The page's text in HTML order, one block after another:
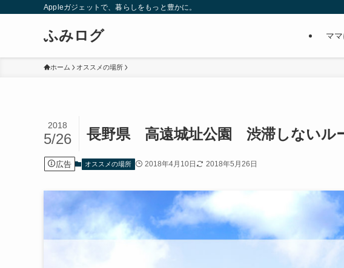
Appleガジェットで、暮らしをもっと豊かに。
ふみログ マ
ホーム オススメの場所
長野県 高遠城址公園 渋滞しないル
2018
5/26
広告 オススメの場所 2018年4月10日 2018年5月26日